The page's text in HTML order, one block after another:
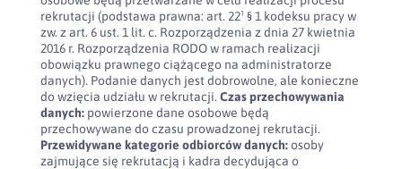
rekrutacji (podstawa prawna: art. 22¹ § 1 kodeksu pracy w
zw. z art. 6 ust. 1 lit. c. Rozporządzenia z dnia 27 kwietnia
2016 r. Rozporządzenia RODO w ramach realizacji
obowiązku prawnego ciążącego na administratorze
danych). Podanie danych jest dobrowolne, ale konieczne
do wzięcia udziału w rekrutacji. Czas przechowywania
danych:powierzone dane osobowe będą
przechowywane do czasu prowadzonej rekrutacji.
Przewidywane kategorie odbiorców danych:osoby
zajmujące się rekrutacją i kadra decydująca o